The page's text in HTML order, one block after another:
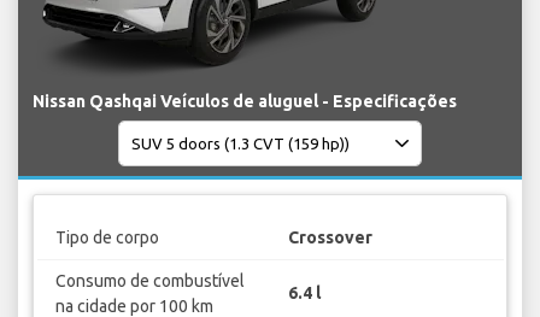
Nissan Qashqai Veículos de aluguel - Especificações
Tipo de corpo Crossover
Consumo de combustível
na cidade por 100 km
6.4 l